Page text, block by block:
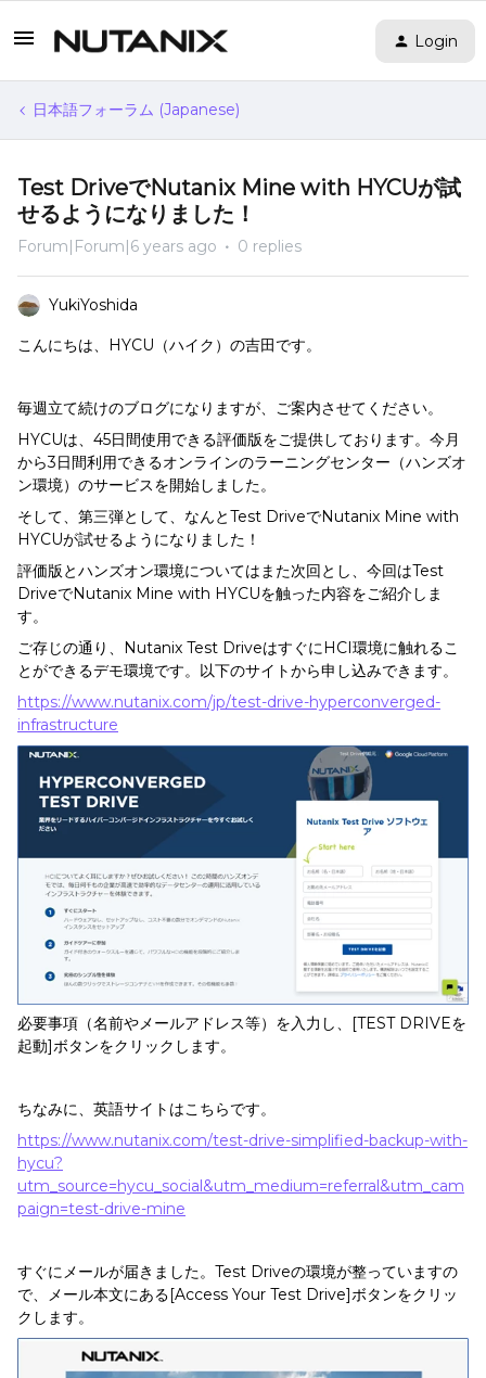
Login
日本語フォーラム (Japanese)
Test DriveでNutanix Mine with HYCUが試
せるようになりました！
Forum|Forum|6 years ago 0 replies
YukiYoshida
こんにちは、HYCU（ハイク）の吉田です。
毎週立て続けのブログになりますが、ご案内させてください。
HYCUは、45日間使用できる評価版をご提供しております。今月
から3日間利用できるオンラインのラーニングセンター（ハンズオ
ン環境）のサービスを開始しました。
そして、第三弾として、なんとTest DriveでNutanix Mine with
HYCUが試せるようになりました！
評価版とハンズオン環境についてはまた次回とし、今回はTest
DriveでNutanix Mine with HYCUを触った内容をご紹介しま
す。
ご存じの通り、Nutanix Test DriveはすぐにHCI環境に触れるこ
とができるデモ環境です。以下のサイトから申し込みできます。
https://www.nutanix.com/jp/test-drive-hyperconverged-
infrastructure
必要事項（名前やメールアドレス等）を入力し、[TEST DRIVEを
起動]ボタンをクリックします。
ちなみに、英語サイトはこちらです。
https://www.nutanix.com/test-drive-simplified-backup-with-
hycu?
utm_source=hycu_social&utm_medium=referral&utm_cam
paign=test-drive-mine
すぐにメールが届きました。Test Driveの環境が整っていますの
で、メール本文にある[Access Your Test Drive]ボタンをクリッ
クします。